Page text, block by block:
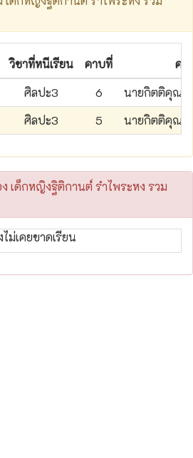
วิชาที่หนีเรียน คาบที่
ครู
ศิลปะ3 6
นายกิตติคุณ
ศิลปะ3 5 นายกิตติคุณ
เด็กหญิงฐิติกานต์ รำไพระหง รวม
ไม่เคยขาดเรียน